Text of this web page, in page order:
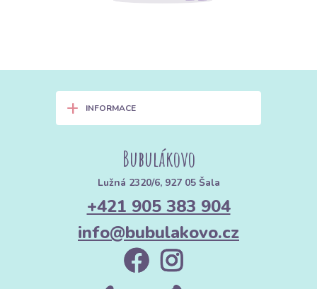
+ INFORMACE
Bubulákovo
Lužná 2320/6, 927 05 Šala
+421 905 383 904
info@bubulakovo.cz